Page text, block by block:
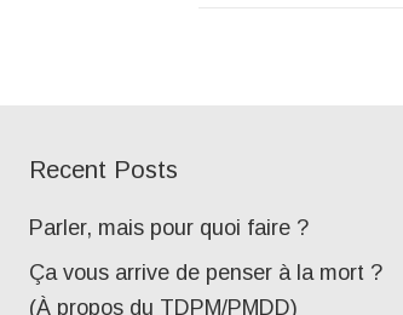
Recent Posts
Parler, mais pour quoi faire ?
Ça vous arrive de penser à la mort ?
(À propos du TDPM/PMDD)